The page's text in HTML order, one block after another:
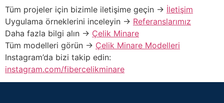
Tüm projeler için bizimle iletişime geçin → İletişim
Uygulama örneklerini inceleyin → Referanslarımız
Daha fazla bilgi alın → Çelik Minare
Tüm modelleri görün → Çelik Minare Modelleri
Instagram’da bizi takip edin:
instagram.com/fibercelikminare